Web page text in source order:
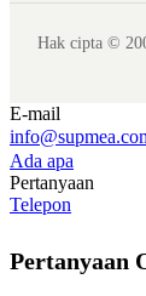
Hak cipta ©
E-mail
Ada apa
Pertanyaan
Telepon
Pertanyaan